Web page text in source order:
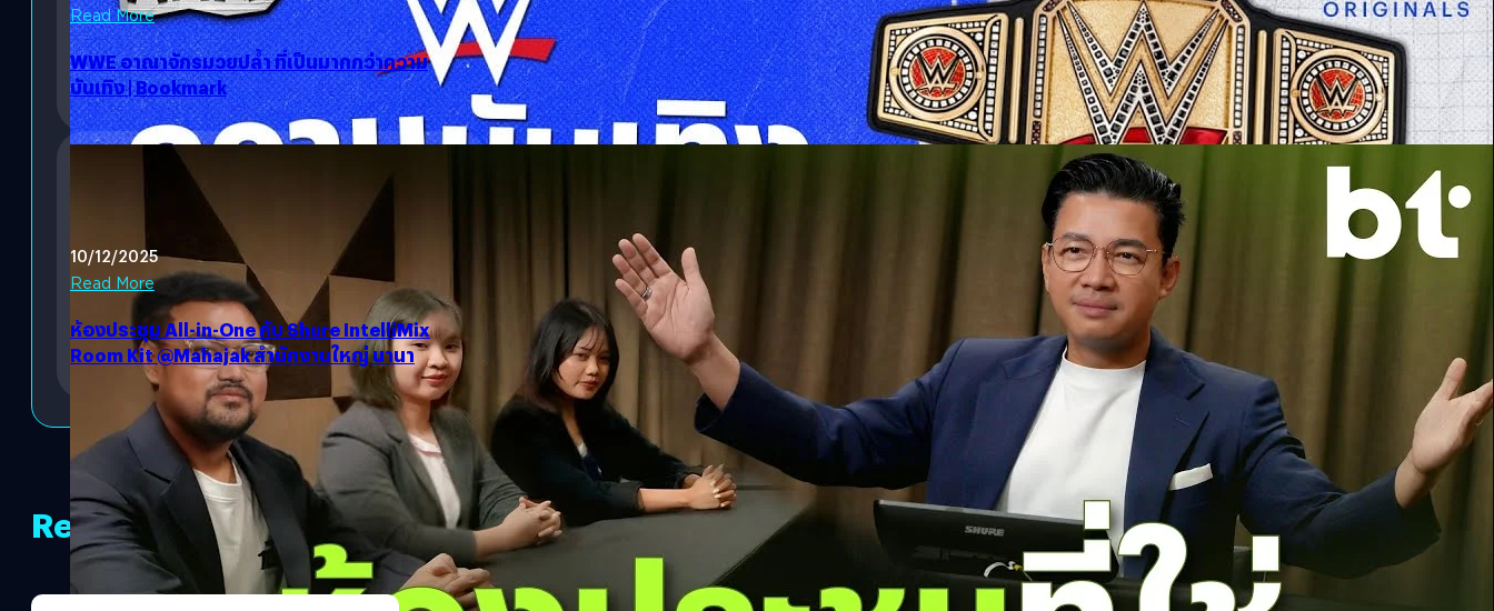
Read More
WWE อาณาจักรมวยปล้ำ ที่เป็นมากกว่าความ
บันเทิง | Bookmark
10/12/2025
Read More
ห้องประชุม All-in-One กับ Shure IntelliMix
Room Kit @Mahajak สำนักงานใหญ่ นานา
Related Content